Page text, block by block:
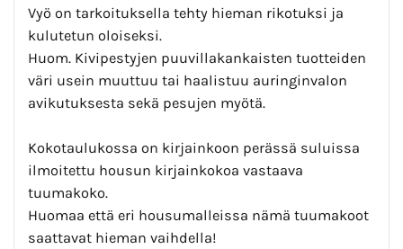
Vyö on tarkoituksella tehty hieman rikotuksi ja
kulutetun oloiseksi.
Huom. Kivipestyjen puuvillakankaisten tuotteiden
väri usein muuttuu tai haalistuu auringinvalon
avikutuksesta sekä pesujen myötä.
Kokotaulukossa on kirjainkoon perässä suluissa
ilmoitettu housun kirjainkokoa vastaava
tuumakoko.
Huomaa että eri housumalleissa nämä tuumakoot
saattavat hieman vaihdella!